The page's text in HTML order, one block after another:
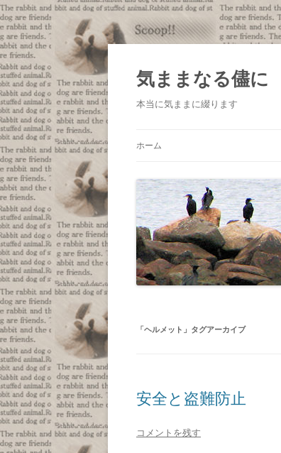
コ
テ
ン
ツ
へ
ス
気ままなる儘に
本当に気ままに綴ります
ホーム
「ヘルメット 」タグアーカイブ
安全と盗難防止
コメントを残す